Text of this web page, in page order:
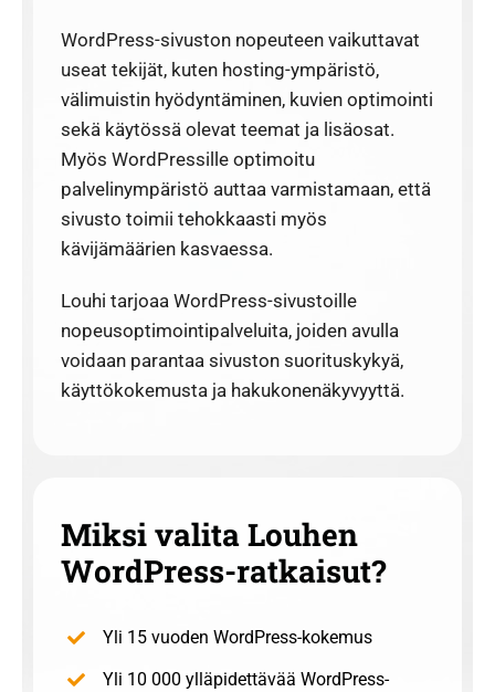
WordPress-sivuston nopeuteen vaikuttavat
useat tekijät, kuten hosting-ympäristö,
välimuistin hyödyntäminen, kuvien optimointi
sekä käytössä olevat teemat ja lisäosat.
Myös WordPressille optimoitu
palvelinympäristö auttaa varmistamaan, että
sivusto toimii tehokkaasti myös
kävijämäärien kasvaessa.
Louhi tarjoaa WordPress-sivustoille
nopeusoptimointipalveluita, joiden avulla
voidaan parantaa sivuston suorituskykyä,
käyttökokemusta ja hakukonenäkyvyyttä.
Miksi valita Louhen
WordPress-ratkaisut?
Yli 15 vuoden WordPress-kokemus
Yli 10 000 ylläpidettävää WordPress-